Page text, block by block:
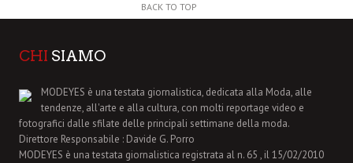
BACK TO TOP
CHI SIAMO
MODEYES è una testata giornalistica, dedicata alla Moda, alle
tendenze, all'arte e alla cultura, con molti reportage video e
fotografici dalle sfilate delle principali settimane della moda.
Direttore Responsabile : Davide G. Porro
MODEYES è una testata giornalistica registrata al n. 65 , il 15/02/2010